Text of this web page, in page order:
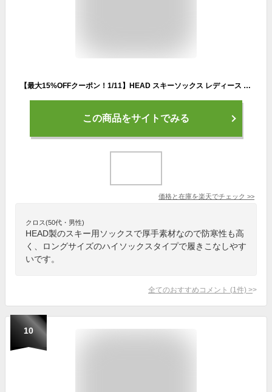
【最大15%OFFクーポン！1/11】HEAD スキーソックス レディース 21.5-24.5cm スポーツソックス レディース ブラック ピンク 35cm丈 スポーツ 運動 靴下 女性用 スニーカー まとめ買い 靴下
この商品をサイトでみる
価格と在庫を楽天でチェック >>
クロス(50代・男性)
HEAD製のスキー用ソックスで厚手素材なので防寒性も高
く、ロングサイズのハイソックスタイプで履きこなしやす
いです。
全てのおすすめコメント (1 件) >
10